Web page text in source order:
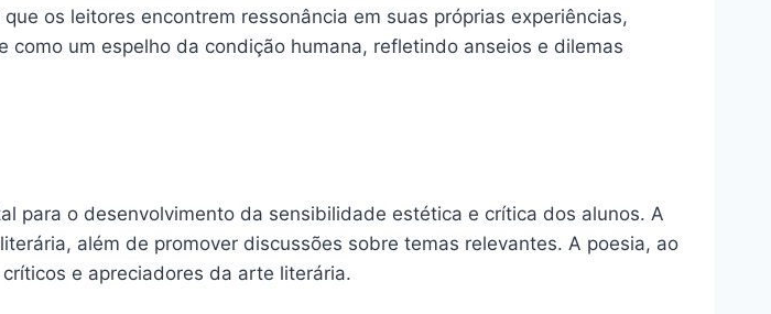
os leitores encontrem ressonância em suas próprias experiências,
um espelho da condição humana, refletindo anseios e dilemas
para o desenvolvimento da sensibilidade estética e crítica dos alunos. A
além de promover discussões sobre temas relevantes. A poesia, ao
e apreciadores da arte literária.